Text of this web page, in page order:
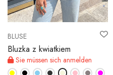
BLUSE
Bluzka z kwiatkiem
Sie müssen sich anmelden